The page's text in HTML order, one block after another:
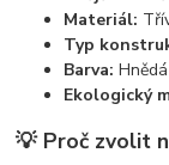
Materiál:
Typ
Barva:
Ekologický
💡 Proč zvolit